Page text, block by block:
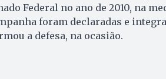
Federal no ano de 2010, na
foram declaradas e
a defesa, na ocasião.